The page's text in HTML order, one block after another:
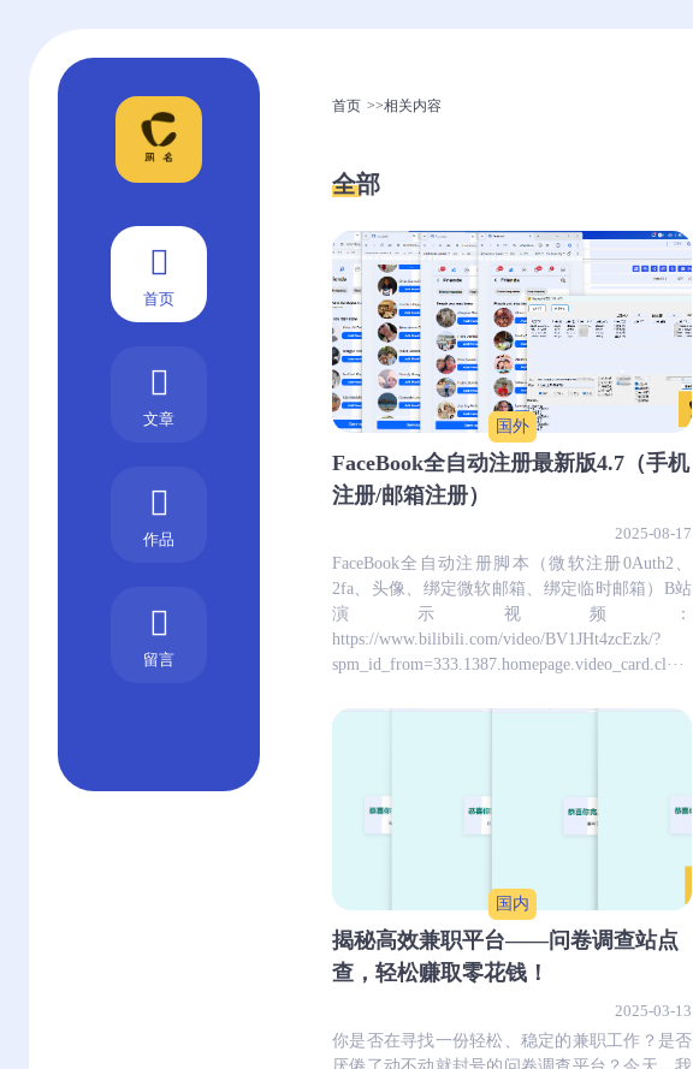
首页
文章
作品
留言
首页 >>相关内容
全部
国外
FaceBook全自动注册最新版4.7（手机
注册/邮箱注册）
2025-08-17
FaceBook全自动注册脚本（微软注册0Auth2、
2fa、头像、绑定微软邮箱、绑定临时邮箱）B站
演示视频：
https://www.bilibili.com/video/BV1JHt4zcEzk/?
spm_id_from=333.1387.homepage.video_card.cl···
国内
揭秘高效兼职平台——问卷调查站点
查，轻松赚取零花钱！
2025-03-13
你是否在寻找一份轻松、稳定的兼职工作？是否